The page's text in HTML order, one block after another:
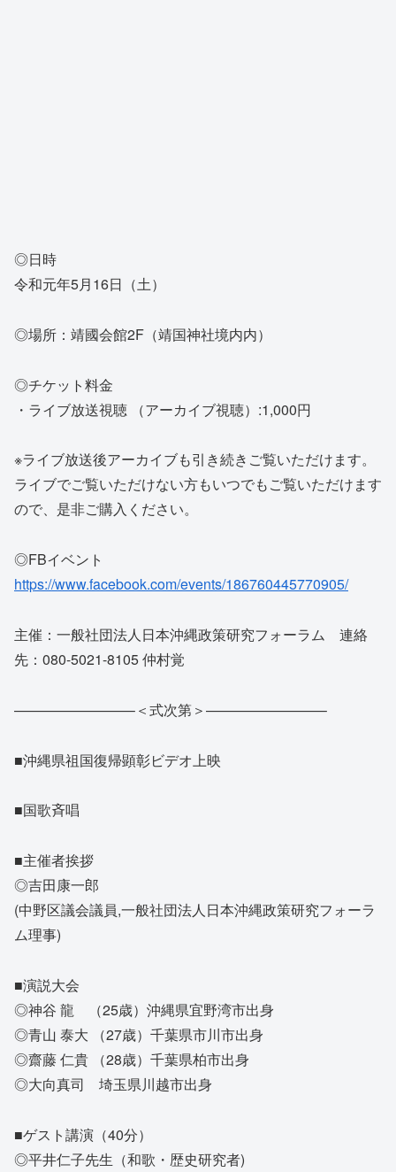
◎日時
令和元年5月16日（土）
◎場所：靖國会館2F（靖国神社境内内）
◎チケット料金
・ライブ放送視聴 （アーカイブ視聴）:1,000円
※ライブ放送後アーカイブも引き続きご覧いただけます。
ライブでご覧いただけない方もいつでもご覧いただけます
ので、是非ご購入ください。
◎FBイベント
https://www.facebook.com/events/186760445770905/
主催：一般社団法人日本沖縄政策研究フォーラム 連絡
先：080-5021-8105 仲村覚
————————–＜式次第＞————————–
■沖縄県祖国復帰顕彰ビデオ上映
■国歌斉唱
■主催者挨拶
◎吉田康一郎
(中野区議会議員,一般社団法人日本沖縄政策研究フォーラ
ム理事)
■演説大会
◎神谷 龍 （25歳）沖縄県宜野湾市出身
◎青山 泰大 （27歳）千葉県市川市出身
◎齋藤 仁貴 （28歳）千葉県柏市出身
◎大向真司 埼玉県川越市出身
■ゲスト講演（40分）
◎平井仁子先生（和歌・歴史研究者)